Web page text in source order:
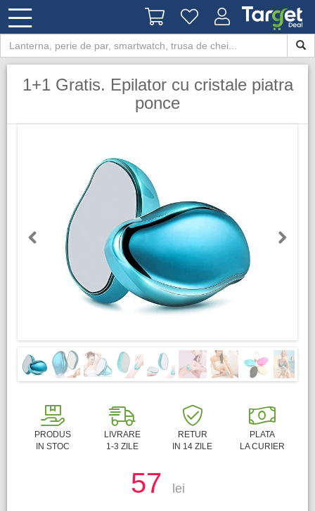
1+1 Gratis. Epilator cu cristale piatra
ponce
PRODUS
IN STOC
LIVRARE
1-3 ZILE
RETUR
IN 14 ZILE
PLATA
LA CURIER
57 lei